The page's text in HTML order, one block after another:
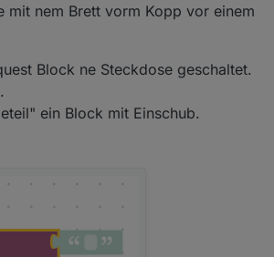
eigentlich fast alles GET Requests mit
mit nem Brett vorm Kopp vor einem
Block ne Steckdose geschaltet.
ein Block mit Einschub.